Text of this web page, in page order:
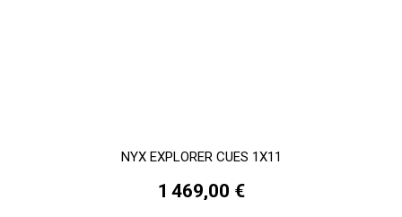
NYX EXPLORER CUES 1X11
1 469,00 €